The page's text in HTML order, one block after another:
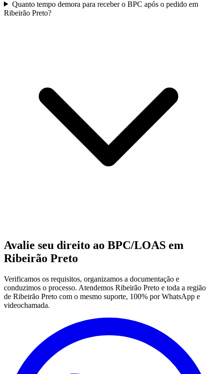
Quanto tempo demora para receber o BPC após o pedido em
Ribeirão Preto?
Avalie seu direito ao BPC/LOAS em
Ribeirão Preto
Verificamos os requisitos, organizamos a documentação e
conduzimos o processo. Atendemos Ribeirão Preto e toda a região
de Ribeirão Preto com o mesmo suporte, 100% por WhatsApp e
videochamada.